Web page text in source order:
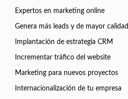
Expertos en marketing online
Genera más leads y de mayor calidad
Implantación de estrategia CRM
Incrementar tráfico del website
Marketing para nuevos proyectos
Internacionalización de tu empresa